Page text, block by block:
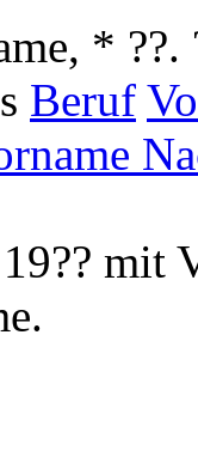
*
Beruf
mit